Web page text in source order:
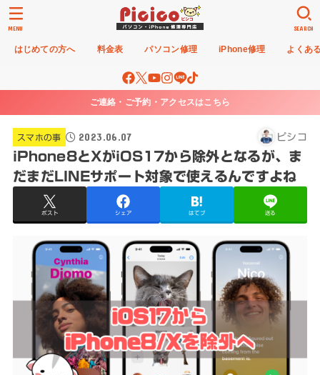
はじめての方へ 料金表 パソコン修理 iPhone修理 よくあ
SEARCH
MENU
ご連絡・ご予約・アクセスはこちら
スマホの事 2023.06.07 ピシコ
iPhone8とXがiOS17から除外となるが、ま
だまだLINEサポート対象で使えるんですよね
ポスト シェア はてブ 送る